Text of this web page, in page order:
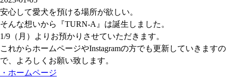
安心して愛犬を預ける場所が欲しい。
そんな想いから『TURN-A』は誕生しました。
1/9（月）よりお預かりさせていただきます。
これからホームページやInstagramの方でも更新していきますの
で、よろしくお願い致します。
・ホームページ